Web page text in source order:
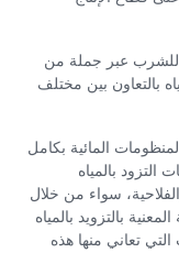
للشرب عبر جملة من
بالتعاون بين مختلف
المائية بكامل
التزود بالمياه
سواء من خلال
بالتزويد بالمياه
تعاني منها هذه